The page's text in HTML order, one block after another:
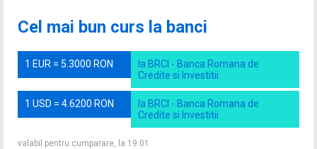
Cel mai bun curs la banci
1 EUR = 5.3000 RON
la BRCI - Banca Romana de
Credite si Investitii
1 USD = 4.6200 RON
la BRCI - Banca Romana de
Credite si Investitii
valabil pentru cumparare, la 19.01